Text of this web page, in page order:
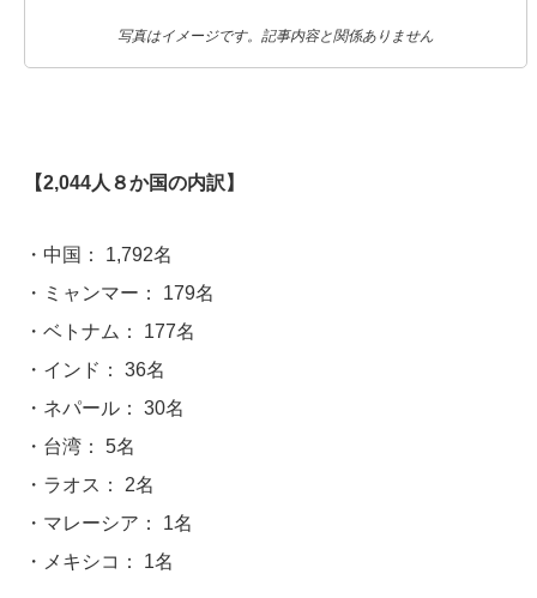
写真はイメージです。記事内容と関係ありません
【2,044人８か国の内訳】
・中国： 1,792名
・ミャンマー： 179名
・ベトナム： 177名
・インド： 36名
・ネパール： 30名
・台湾： 5名
・ラオス： 2名
・マレーシア： 1名
・メキシコ： 1名